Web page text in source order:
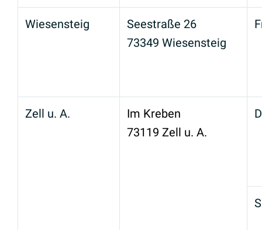
Wiesensteig
Seestraße 26
73349 Wiesensteig
Zell u. A.
Im Kreben
73119 Zell u. A.